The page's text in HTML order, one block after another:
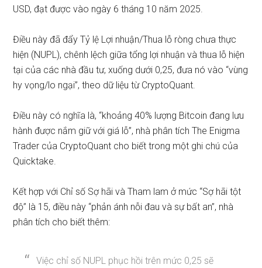
USD, đạt được vào ngày 6 tháng 10 năm 2025.
Điều này đã đẩy Tỷ lệ Lợi nhuận/Thua lỗ ròng chưa thực
hiện (NUPL), chênh lệch giữa tổng lợi nhuận và thua lỗ hiện
tại của các nhà đầu tư, xuống dưới 0,25, đưa nó vào “vùng
hy vọng/lo ngại”, theo dữ liệu từ CryptoQuant.
Điều này có nghĩa là, “khoảng 40% lượng Bitcoin đang lưu
hành được nắm giữ với giá lỗ”, nhà phân tích The Enigma
Trader của CryptoQuant cho biết trong một ghi chú của
Quicktake.
Kết hợp với Chỉ số Sợ hãi và Tham lam ở mức “Sợ hãi tột
độ” là 15, điều này “phản ánh nỗi đau và sự bất an”, nhà
phân tích cho biết thêm:
Việc chỉ số NUPL phục hồi trên mức 0,25 sẽ